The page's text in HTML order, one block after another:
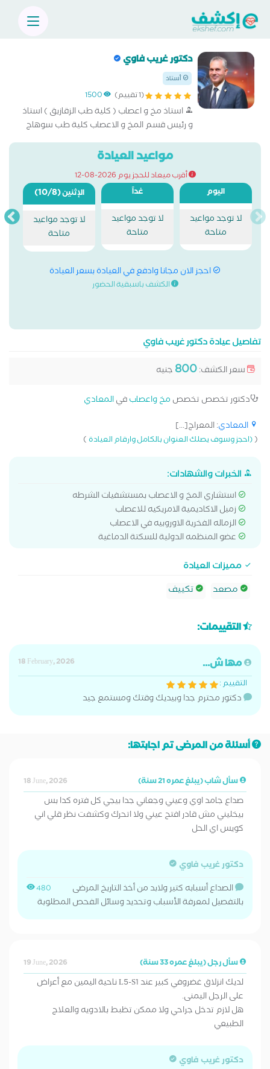
دكتور غريب فاوي
أستاذ
(1 تقييم) 1500
استاذ مخ و اعصاب ( كلية طب الزقازيق ) استاذ
و رئيس قسم المخ و الاعصاب كلية طب سوهاج
مواعيد العيادة
أقرب ميعاد للحجز يوم 2026-08-12
اليوم
لا توجد مواعيد
متاحة
غداً
لا توجد مواعيد
متاحة
الإثنين(10/8)
لا توجد مواعيد
متاحة
احجز الان مجانا وادفع في العيادة بسعر العيادة
الكشف باسبقية الحضور
تفاصيل عيادة دكتور غريب فاوي
سعر الكشف:800 جنيه
دكتور تخصص تخصص مخ واعصابفيالمعادي
المعادي: المعراج[...]
((احجز وسوف يصلك العنوان بالكامل وارقام العيادة)
الخبرات والشهادات:
استشاري المخ و الاعصاب بمستشفيات الشرطه
زميل الاكاديمية الامريكيه للاعصاب
الزماله الفخرية الاوروبيه في الاعصاب
عضو المنظمه الدولية للسكتة الدماغية
مميزات العيادة
مصعد
تكييف
التقييمات:
مها ش...
18 February, 2026
التقييم :
دكتور محترم جدا وبيديك وقتك ومستمع جيد
أسئلة من المرضى تم اجابتها:
سأل شاب (يبلغ عمره 21 سنة) 18 June, 2026
صداع جامد اوي وعيني وجعاني جدا بيجي كل فتره كدا بس
بيخليني مش قادر افتح عيني ولا اتحرك وكشفت نظر قلي اني
كويس اي الحل
دكتور غريب فاوي
480
الصداع أسبابه كتير ولابد من أخذ التاريخ المرضى
بالتفصيل لمعرفة الأسباب وتحديد وسائل الفحص المطلوبة
سأل رجل (يبلغ عمره 33 سنة) 19 June, 2026
لديك انزلاق غضروفي كبير عند L5-S1 ناحية اليمين مع أعراض
على الرجل اليمنى.
هل لازم تدخل جراحي ولا ممكن تظبط بالادويه والعلاج
الطبيعي
دكتور غريب فاوي